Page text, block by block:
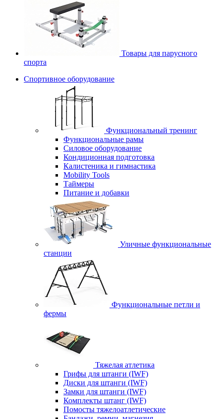
Товары для парусного
спорта
Спортивное оборудование
Функциональный тренинг
Функциональные рамы
Силовое оборудование
Кондиционная подготовка
Калистеника и гимнастика
Mobility Tools
Таймеры
Питание и добавки
Уличные функциональные
станции
Функциональные петли и
фермы
Тяжелая атлетика
Грифы для штанги (IWF)
Диски для штанги (IWF)
Замки для штанги (IWF)
Комплекты штанг (IWF)
Помосты тяжелоатлетические